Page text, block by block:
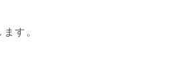
す。